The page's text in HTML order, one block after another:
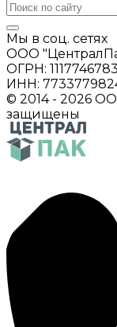
Мы в соц. сетях
ООО
ОГРН:
ИНН:
© 2014 - 2026
защищены